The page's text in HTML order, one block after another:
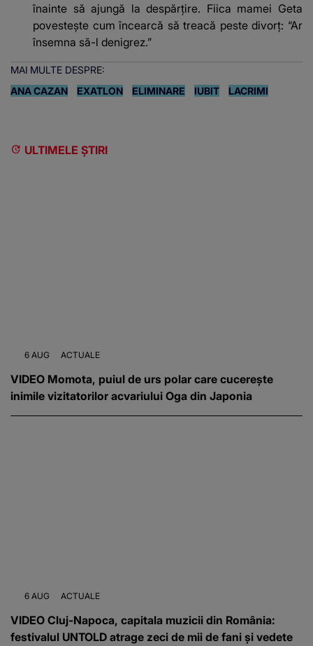
înainte să ajungă la despărțire. Fiica mamei Geta
povestește cum încearcă să treacă peste divorț: “Ar
însemna să-l denigrez.”
MAI MULTE DESPRE:
ANA CAZAN
EXATLON ELIMINARE IUBIT LACRIMI
ULTIMELE ȘTIRI
6 AUG ACTUALE
VIDEO Momota, puiul de urs polar care cucerește
inimile vizitatorilor acvariului Oga din Japonia
6 AUG ACTUALE
VIDEO Cluj-Napoca, capitala muzicii din România:
festivalul UNTOLD atrage zeci de mii de fani și vedete